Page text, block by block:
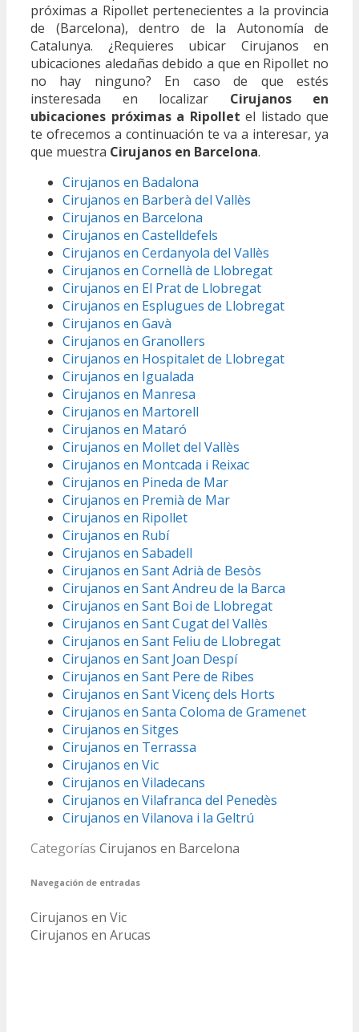
próximas a Ripollet pertenecientes a la provincia
de (Barcelona), dentro de la Autonomía de
Catalunya. ¿Requieres ubicar Cirujanos en
ubicaciones aledañas debido a que en Ripollet no
no hay ninguno? En caso de que estés
insteresada en localizar Cirujanos en
ubicaciones próximas a Ripollet el listado que
te ofrecemos a continuación te va a interesar, ya
que muestra Cirujanos en Barcelona.
Cirujanos en Badalona
Cirujanos en Barberà del Vallès
Cirujanos en Barcelona
Cirujanos en Castelldefels
Cirujanos en Cerdanyola del Vallès
Cirujanos en Cornellà de Llobregat
Cirujanos en El Prat de Llobregat
Cirujanos en Esplugues de Llobregat
Cirujanos en Gavà
Cirujanos en Granollers
Cirujanos en Hospitalet de Llobregat
Cirujanos en Igualada
Cirujanos en Manresa
Cirujanos en Martorell
Cirujanos en Mataró
Cirujanos en Mollet del Vallès
Cirujanos en Montcada i Reixac
Cirujanos en Pineda de Mar
Cirujanos en Premià de Mar
Cirujanos en Ripollet
Cirujanos en Rubí
Cirujanos en Sabadell
Cirujanos en Sant Adrià de Besòs
Cirujanos en Sant Andreu de la Barca
Cirujanos en Sant Boi de Llobregat
Cirujanos en Sant Cugat del Vallès
Cirujanos en Sant Feliu de Llobregat
Cirujanos en Sant Joan Despí
Cirujanos en Sant Pere de Ribes
Cirujanos en Sant Vicenç dels Horts
Cirujanos en Santa Coloma de Gramenet
Cirujanos en Sitges
Cirujanos en Terrassa
Cirujanos en Vic
Cirujanos en Viladecans
Cirujanos en Vilafranca del Penedès
Cirujanos en Vilanova i la Geltrú
Categorías Cirujanos en Barcelona
Navegación de entradas
Cirujanos en Vic
Cirujanos en Arucas